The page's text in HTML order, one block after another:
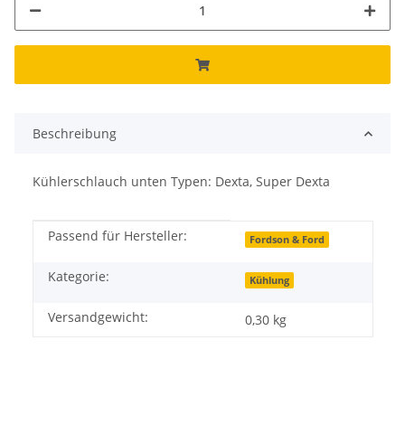
Beschreibung
Kühlerschlauch unten Typen: Dexta, Super Dexta
Produkteigenschaft
Wert
Passend für Hersteller: Fordson & Ford
Kategorie: Kühlung
Versandgewicht: 0,30 kg